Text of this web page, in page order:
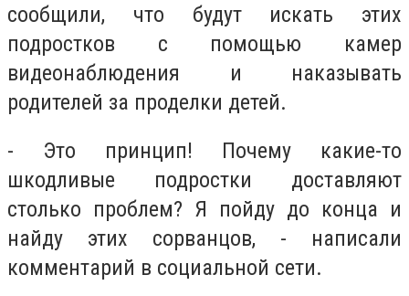
сообщили, что будут искать этих
подростков с помощью камер
видеонаблюдения и наказывать
родителей за проделки детей.
- Это принцип! Почему какие-то
шкодливые подростки доставляют
столько проблем? Я пойду до конца и
найду этих сорванцов, - написали
комментарий в социальной сети.